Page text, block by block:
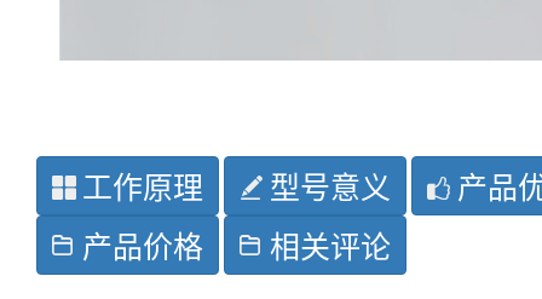
工作原理 型号意义
产品
产品价格
相关评论